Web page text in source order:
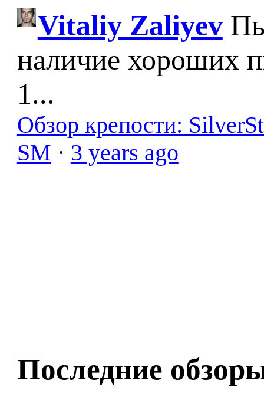
Vitaliy Zaliyev
наличие хороших
1...
Обзор крепости:
SM · 3 years ago
Последние